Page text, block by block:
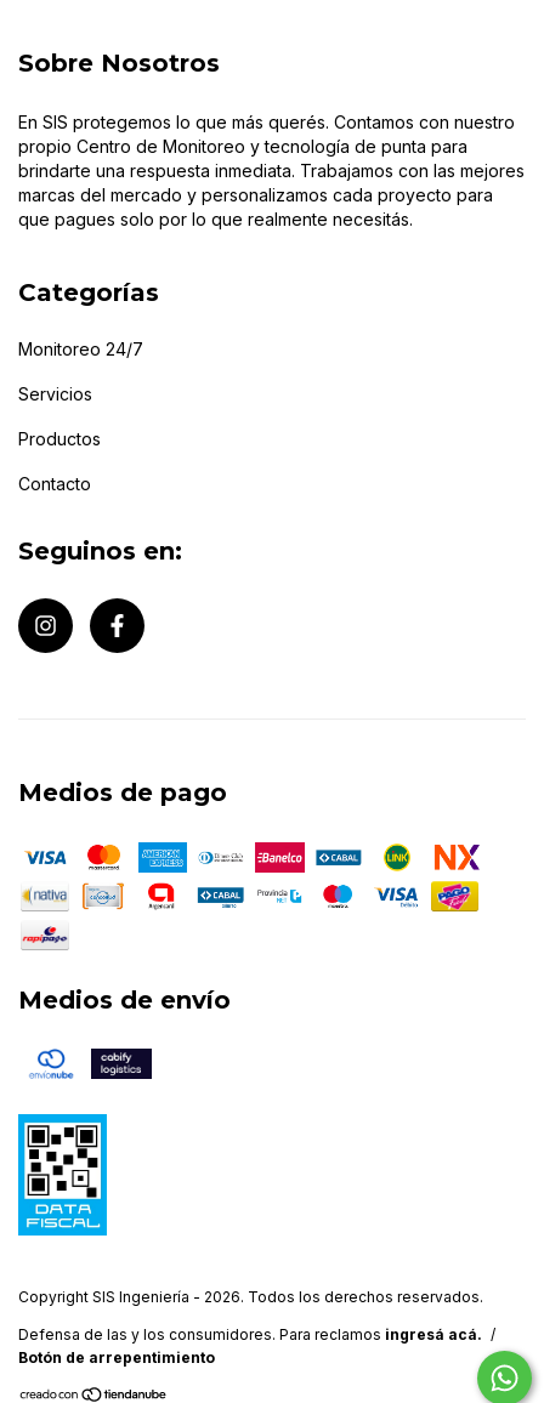
Sobre Nosotros
En SIS protegemos lo que más querés. Contamos con nuestro
propio Centro de Monitoreo y tecnología de punta para
brindarte una respuesta inmediata. Trabajamos con las mejores
marcas del mercado y personalizamos cada proyecto para
que pagues solo por lo que realmente necesitás.
Categorías
Monitoreo 24/7
Servicios
Productos
Contacto
Seguinos en:
Medios de pago
Medios de envío
Copyright SIS Ingeniería - 2026. Todos los derechos reservados.
Defensa de las y los consumidores. Para reclamos ingresá acá. /
Botón de arrepentimiento